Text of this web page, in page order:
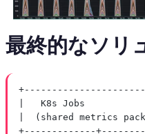
最終的なソリ
|   K8s Jobs
|  (shared metrics
+-------------